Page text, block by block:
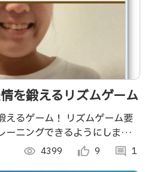
を鍛えるリズムゲーム
えるゲーム！ リズムゲーム要
ーニングできるようにしまし
ズムゲームで、あなたも上
visibility 4399 thumb_up_alt 9 comment 1